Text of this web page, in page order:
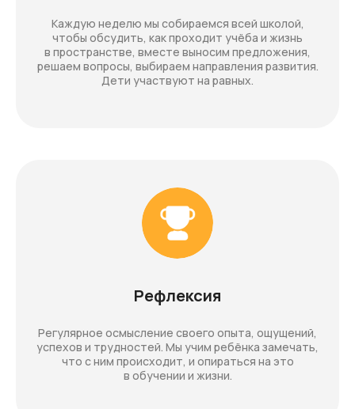
Каждую неделю мы собираемся всей школой,
чтобы обсудить, как проходит учёба и жизнь
в пространстве, вместе выносим предложения,
решаем вопросы, выбираем направления развития.
Дети участвуют на равных.
Рефлексия
Регулярное осмысление своего опыта, ощущений,
успехов и трудностей. Мы учим ребёнка замечать,
что с ним происходит, и опираться на это
в обучении и жизни.